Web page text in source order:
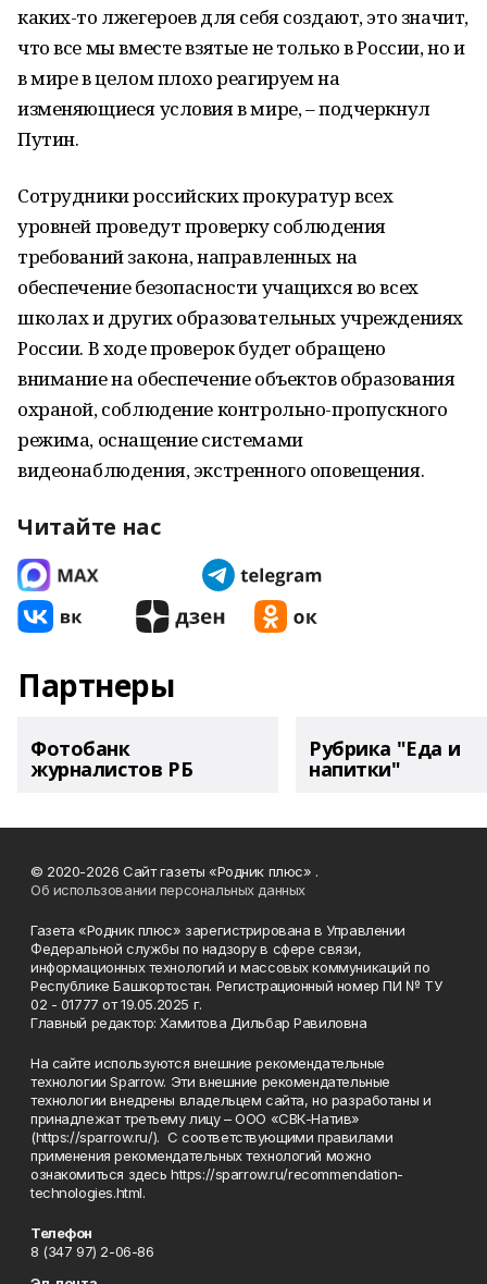
каких-то лжегероев для себя создают, это значит,
что все мы вместе взятые не только в России, но и
в мире в целом плохо реагируем на
изменяющиеся условия в мире, – подчеркнул
Путин.
Сотрудники российских прокуратур всех
уровней проведут проверку соблюдения
требований закона, направленных на
обеспечение безопасности учащихся во всех
школах и других образовательных учреждениях
России. В ходе проверок будет обращено
внимание на обеспечение объектов образования
охраной, соблюдение контрольно-пропускного
режима, оснащение системами
видеонаблюдения, экстренного оповещения.
Читайте нас
Партнеры
Фотобанк
журналистов РБ
Рубрика "Еда и
напитки"
© 2020-2026 Сайт газеты «Родник плюс» .
Об использовании персональных данных
Газета «Родник плюс» зарегистрирована в Управлении
Федеральной службы по надзору в сфере связи,
информационных технологий и массовых коммуникаций по
Республике Башкортостан. Регистрационный номер ПИ № ТУ
02 - 01777 от 19.05.2025 г.
Главный редактор: Хамитова Дильбар Равиловна
На сайте используются внешние рекомендательные
технологии Sparrow. Эти внешние рекомендательные
технологии внедрены владельцем сайта, но разработаны и
принадлежат третьему лицу – ООО «СВК-Натив»
(https://sparrow.ru/). С соответствующими правилами
применения рекомендательных технологий можно
ознакомиться здесь https://sparrow.ru/recommendation-
technologies.html.
Телефон
8 (347 97) 2-06-86